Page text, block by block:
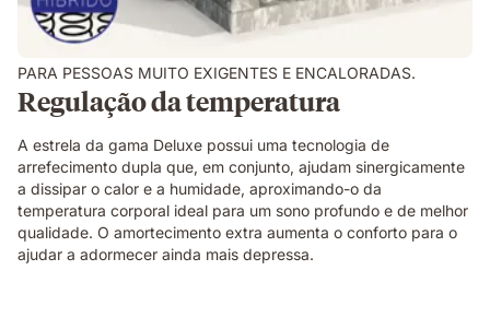
PARA PESSOAS MUITO EXIGENTES E ENCALORADAS.
Regulação da temperatura​
A estrela da gama Deluxe possui uma tecnologia de
arrefecimento dupla que, em conjunto, ajudam sinergicamente
a dissipar o calor e a humidade, aproximando-o da
temperatura corporal ideal para um sono profundo e de melhor
qualidade. O amortecimento extra aumenta o conforto para o
ajudar a adormecer ainda mais depressa.